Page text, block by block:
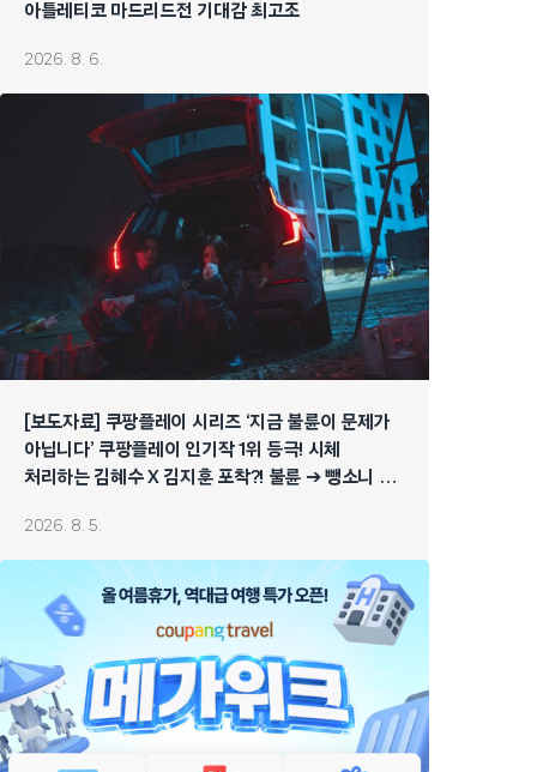
아틀레티코 마드리드전 기대감 최고조
2026. 8. 6.
[보도자료] 쿠팡플레이 시리즈 ‘지금 불륜이 문제가
아닙니다’ 쿠팡플레이 인기작 1위 등극! 시체
처리하는 김혜수 X 김지훈 포착?! 불륜 ➔ 뺑소니 ➔
2026. 8. 5.